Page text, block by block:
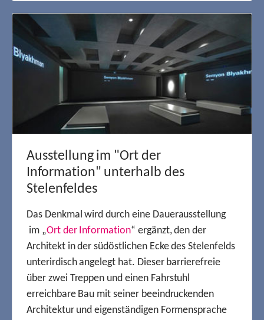
Ausstellung im "Ort der
Information" unterhalb des
Stelenfeldes
Das Denkmal wird durch eine Dauerausstellung
im „Ort der Information“ ergänzt, den der
Architekt in der südöstlichen Ecke des Stelenfelds
unterirdisch angelegt hat. Dieser barrierefreie
über zwei Treppen und einen Fahrstuhl
erreichbare Bau mit seiner beeindruckenden
Architektur und eigenständigen Formensprache